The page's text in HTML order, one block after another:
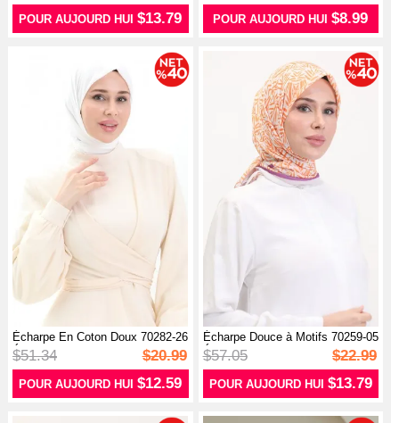
POUR AUJOURD HUI$13.79 POUR AUJOURD HUI$8.99
Écharpe En Coton Doux 70282-26
Écru
$51.34 $20.99
POUR AUJOURD HUI$12.59
Écharpe Douce à Motifs 70259-05
Écr...
$57.05 $22.99
POUR AUJOURD HUI $13.79